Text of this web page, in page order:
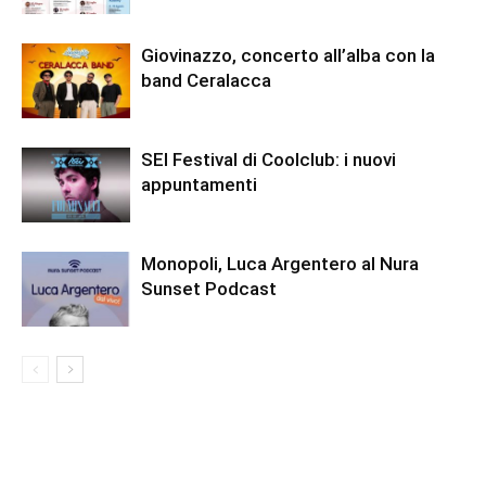
Giovinazzo, concerto all’alba con la
band Ceralacca
SEI Festival di Coolclub: i nuovi
appuntamenti
Monopoli, Luca Argentero al Nura
Sunset Podcast